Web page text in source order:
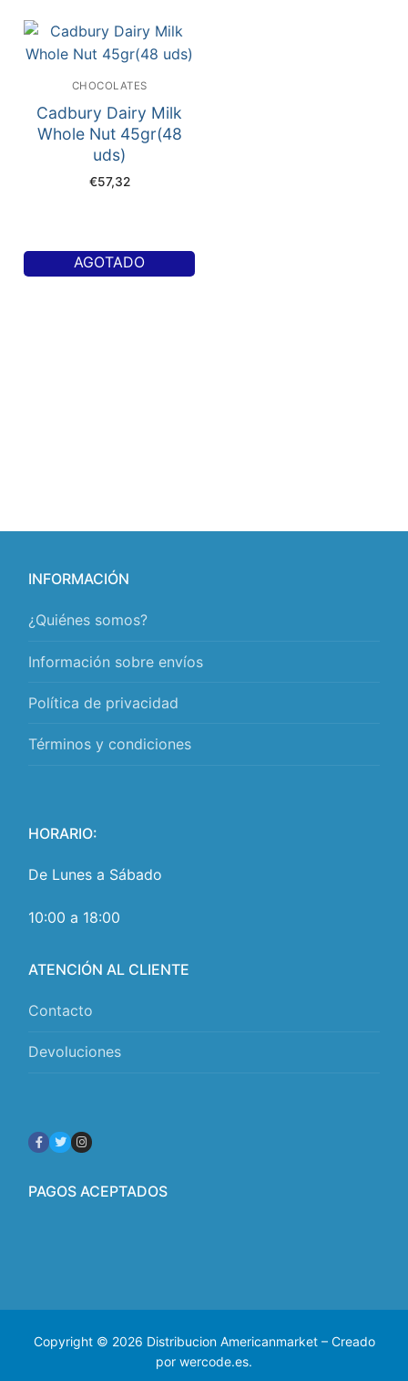
CHOCOLATES
Cadbury Dairy Milk
Whole Nut 45gr(48
uds)
€57,32
AGOTADO
INFORMACIÓN
¿Quiénes somos?
Información sobre envíos
Política de privacidad
Términos y condiciones
HORARIO:
De Lunes a Sábado
10:00 a 18:00
ATENCIÓN AL CLIENTE
Contacto
Devoluciones
PAGOS ACEPTADOS
Copyright © 2026 Distribucion Americanmarket – Creado
por wercode.es.